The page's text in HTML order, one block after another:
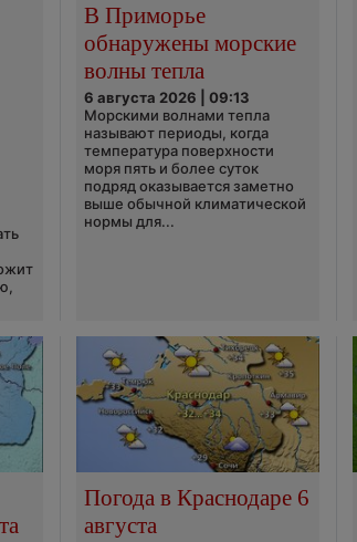
В Приморье
обнаружены морские
волны тепла
6 августа 2026 | 09:13
Морскими волнами тепла
называют периоды, когда
температура поверхности
моря пять и более суток
подряд оказывается заметно
выше обычной климатической
нормы для...
Погода в Краснодаре 6
августа